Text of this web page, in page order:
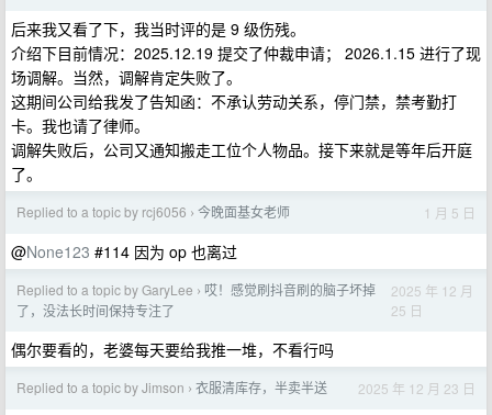
后来我又看了下，我当时评的是 9 级伤残。
介绍下目前情况：2025.12.19 提交了仲裁申请； 2026.1.15 进行了现
场调解。当然，调解肯定失败了。
这期间公司给我发了告知函：不承认劳动关系，停门禁，禁考勤打
卡。我也请了律师。
调解失败后，公司又通知搬走工位个人物品。接下来就是等年后开庭
了。
Replied to a topic by rcj6056 › 今晚面基女老师 1 月 5 日
@None123 #114 因为 op 也离过
Replied to a topic by GaryLee › 哎！感觉刷抖音刷的脑子坏掉
了，没法长时间保持专注了
2025 年 12 月
25 日
偶尔要看的，老婆每天要给我推一堆，不看行吗
Replied to a topic by Jimson › 衣服清库存，半卖半送 2025 年 12 月 23 日